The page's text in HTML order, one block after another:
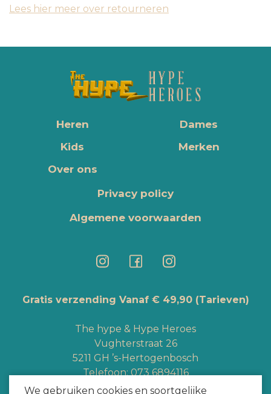
We gebruiken cookies en soortgelijke
Lees hier meer over retourneren
Heren
Dames
Kids
Merken
Over ons
Privacy policy
Algemene voorwaarden
Gratis verzending Vanaf € 49,90 (Tarieven)
The hype & Hype Heroes
Vughterstraat 26
5211 GH ’s-Hertogenbosch
Telefoon:073 6894116
Whatsapp:+3165363328